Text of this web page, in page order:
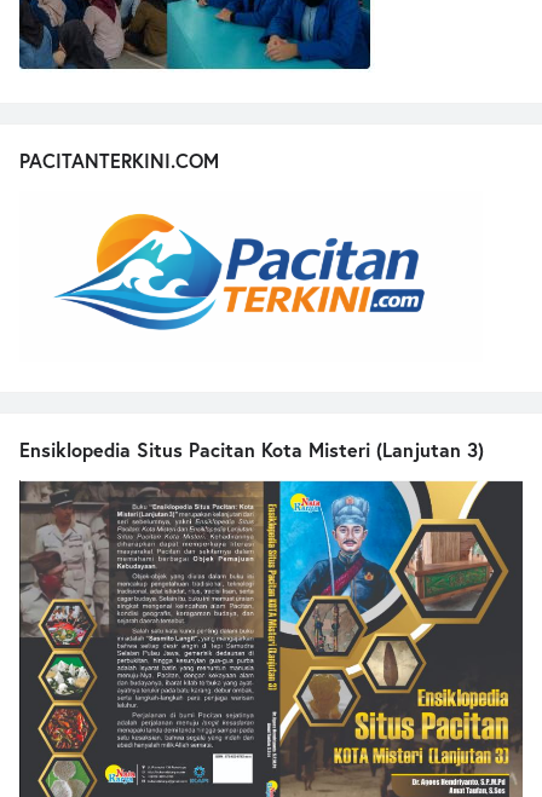
PACITANTERKINI.COM
Ensiklopedia Situs Pacitan Kota Misteri (Lanjutan 3)